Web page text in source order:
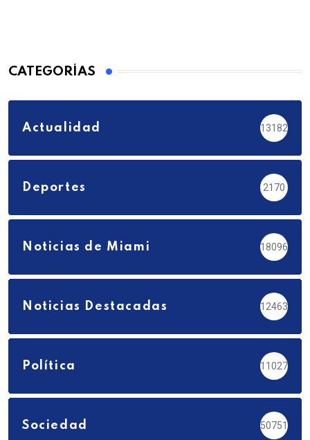
CATEGORÍAS
Actualidad 13182
Deportes 2170
Noticias de Miami 18096
Noticias Destacadas 12463
Política 11027
Sociedad 50751